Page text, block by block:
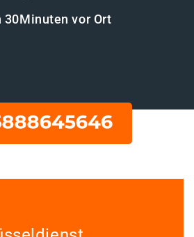
30Minuten vor Ort